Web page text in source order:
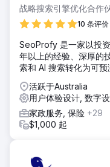
战略搜索引擎优化合作
10 条评价
SeoProfy 是一家以投
年以上的经验、深厚的
索和 AI 搜索转化为可预
活跃于Australia
用户体验设计, 数字
家政服务, 保险 +29
$1,000 起